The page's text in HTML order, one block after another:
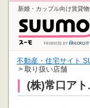
新婚・カップル向け賃貸
不動産・住宅サイト
> 取り扱い店舗
(株)常口ア